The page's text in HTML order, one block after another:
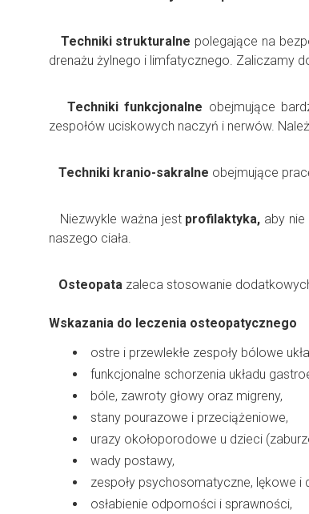
Techniki strukturalne polegające na
drenażu żylnego i limfatycznego. Zaliczamy
Techniki funkcjonalne obejmujące
zespołów uciskowych naczyń i nerwów.
Techniki kranio-sakralne obejmujące
Niezwykle ważna jest profilaktyka, aby
naszego ciała.
Osteopata zaleca stosowanie
Wskazania do leczenia osteopatycznego
ostre i przewlekłe zespoły bólowe
funkcjonalne schorzenia układu
bóle, zawroty głowy oraz migreny,
stany pourazowe i przeciążeniowe,
urazy okołoporodowe u dzieci
wady postawy,
zespoły psychosomatyczne, lękowe i
osłabienie odporności i sprawności,